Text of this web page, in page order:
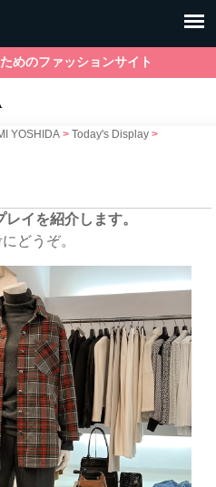
めのファッションサイト
YOSHIDA > Today's Display >
イを紹介します。
どうぞ。